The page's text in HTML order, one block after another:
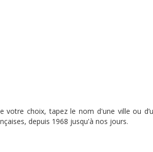
votre choix, tapez le nom d'une ville ou
depuis 1968 jusqu'à nos jours.